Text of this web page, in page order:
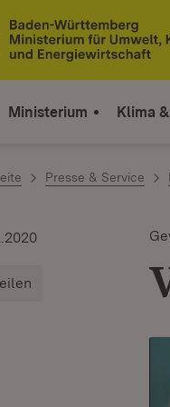
Startseite
Ministerium Klima
Presse & Service